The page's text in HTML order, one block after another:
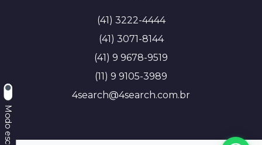
Modo escuro
(41) 3222-4444
(41) 3071-8144
(41) 9 9678-9519
(11) 9 9105-3989
4search@4search.com.br